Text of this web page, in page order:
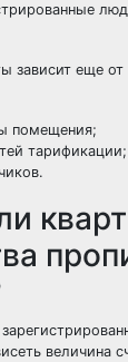
зависит еще
помещения;
тарификации;
величина